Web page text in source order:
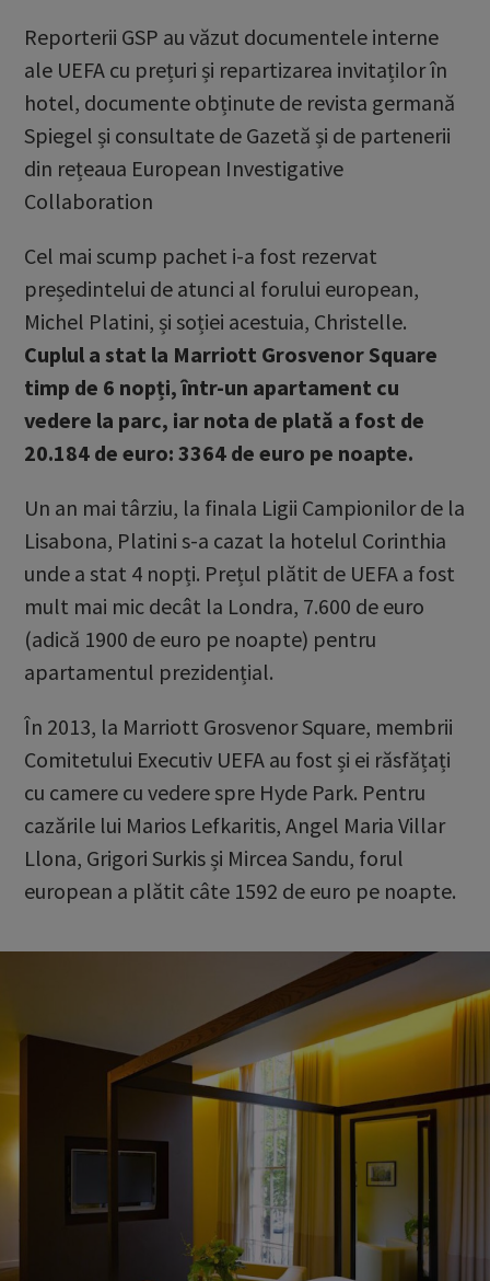
Reporterii GSP au văzut documentele interne
ale UEFA cu prețuri și repartizarea invitaților în
hotel, documente obținute de revista germană
Spiegel și consultate de Gazetă și de partenerii
din rețeaua European Investigative
Collaboration
Cel mai scump pachet i-a fost rezervat
președintelui de atunci al forului european,
Michel Platini, și soției acestuia, Christelle.
Cuplul a stat la Marriott Grosvenor Square
timp de 6 nopți, într-un apartament cu
vedere la parc, iar nota de plată a fost de
20.184 de euro: 3364 de euro pe noapte.
Un an mai târziu, la finala Ligii Campionilor de la
Lisabona, Platini s-a cazat la hotelul Corinthia
unde a stat 4 nopți. Prețul plătit de UEFA a fost
mult mai mic decât la Londra, 7.600 de euro
(adică 1900 de euro pe noapte) pentru
apartamentul prezidențial.
În 2013, la Marriott Grosvenor Square, membrii
Comitetului Executiv UEFA au fost și ei răsfățați
cu camere cu vedere spre Hyde Park. Pentru
cazările lui Marios Lefkaritis, Angel Maria Villar
Llona, Grigori Surkis și Mircea Sandu, forul
european a plătit câte 1592 de euro pe noapte.